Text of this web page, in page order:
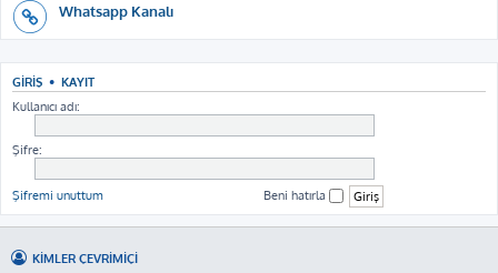
Whatsapp Kanalı
GIRIŞ • KAYIT
Kullanıcı adı:
Şifre:
Şifremi unuttum Beni hatırla
KIMLER ÇEVRIMIÇI